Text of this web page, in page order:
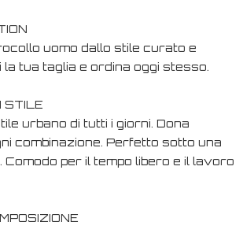
uomo dallo stile curato e
tua taglia e ordina oggi stesso.
STILE
urbano di tutti i giorni. Dona
combinazione. Perfetto sotto una
Comodo per il tempo libero e il lavoro